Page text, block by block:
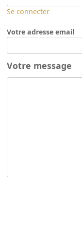
Se connecter
Votre adresse email
Votre message